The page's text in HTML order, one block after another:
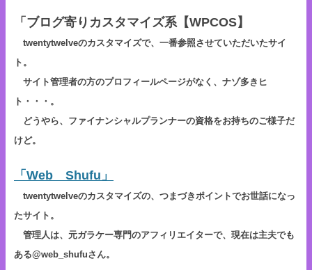
「ブログ寄りカスタマイズ系【WPCOS】
twentytwelveのカスタマイズで、一番参照させていただいたサイ
ト。
サイト管理者の方のプロフィールページがなく、ナゾ多きヒ
ト・・・。
どうやら、ファイナンシャルプランナーの資格をお持ちのご様子だ
けど。
「Web Shufu」
twentytwelveのカスタマイズの、つまづきポイントでお世話になっ
たサイト。
管理人は、元ガラケー専門のアフィリエイターで、現在は主夫でも
ある@web_shufuさん。